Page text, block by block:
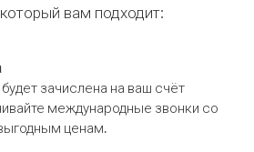
вам подходит:
зачислена на ваш счёт
международные звонки со
ценам.